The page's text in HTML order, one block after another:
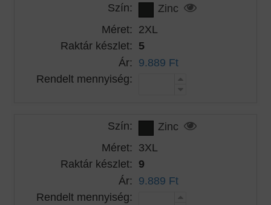
Szín:
Zinc
Méret: 2XL
Raktár készlet: 5
Ár: 9.889 Ft
Rendelt mennyiség:
Szín:
Zinc
Méret: 3XL
Raktár készlet: 9
Ár: 9.889 Ft
Rendelt mennyiség: